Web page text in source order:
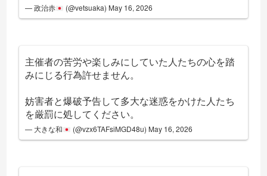
— 政治赤 (@vetsuaka) May 16, 2026
主催者の苦労や楽しみにしていた人たちの心を踏
みにじる行為許せません。
妨害者と爆破予告して多大な迷惑をかけた人たち
を厳罰に処してください。
— 大きな和 (@vzx6TAFsiMGD48u) May 16, 2026